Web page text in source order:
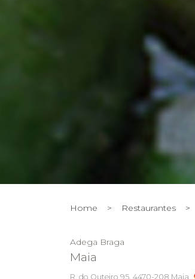
Home > Restaurantes >
Adega Braga
Maia
R. do Outeiro 95, 4470-208 Maia